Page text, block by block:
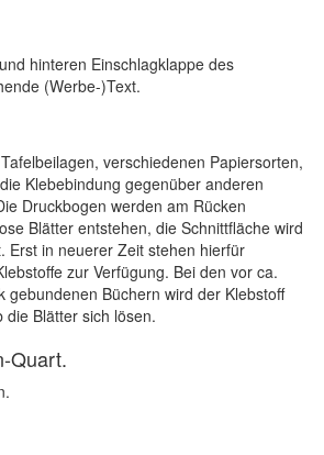
hinteren Einschlagklappe des
(Werbe-)Text.
verschiedenen Papiersorten,
Klebebindung gegenüber anderen
Druckbogen werden am Rücken
Blätter entstehen, die Schnittfläche wird
Erst in neuerer Zeit stehen hierfür
zur Verfügung. Bei den vor ca.
gebundenen Büchern wird der Klebstoff
die Blätter sich lösen.
Quart.